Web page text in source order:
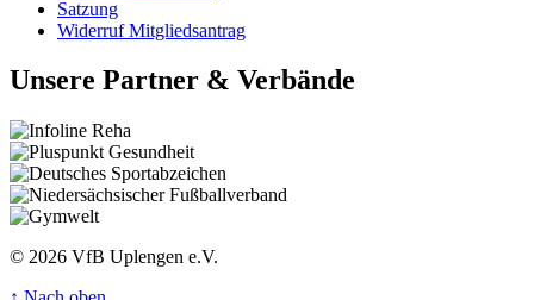
Satzung
Widerruf Mitgliedsantrag
Unsere Partner & Verbände
© 2026 VfB Uplengen e.V.